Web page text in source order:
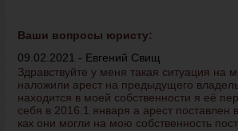
Ваши вопросы юристу:
09.02.2021 - Евгений Свищ
Здравствуйте у меня такая ситуация на
наложили арест на предыдущего
находится в моей собственности я её
себя в 2016.1 января а арест поставлен
как они могли на мою собственность